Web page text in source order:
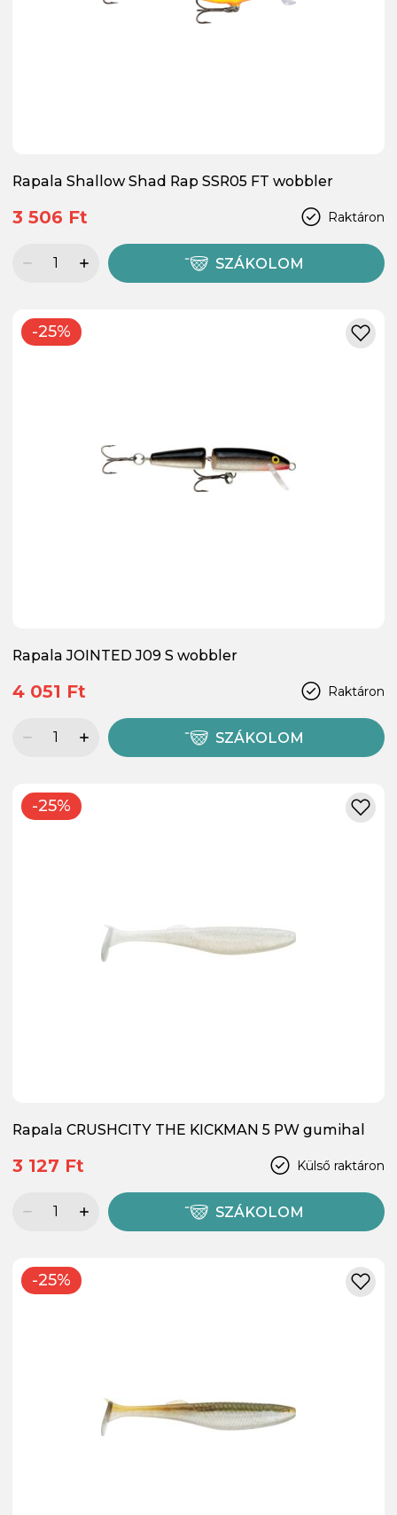
Rapala Shallow Shad Rap SSR05 FT wobbler
Raktáron
3 506 Ft
SZÁKOLOM
-25%
Rapala JOINTED J09 S wobbler
Raktáron
4 051 Ft
SZÁKOLOM
-25%
Rapala CRUSHCITY THE KICKMAN 5 PW gumihal
Külső raktáron
3 127 Ft
SZÁKOLOM
-25%